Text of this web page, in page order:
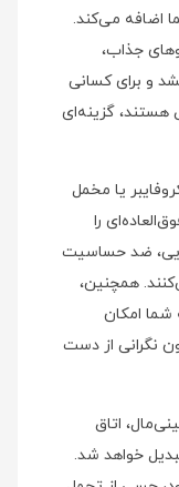
اضافه می‌کند.
جذاب،
و برای کسانی
هستند، گزینه‌ای
یا مخمل
را
ضد حساسیت
همچنین،
امکان
نگرانی از دست
اتاق
خواهد شد.